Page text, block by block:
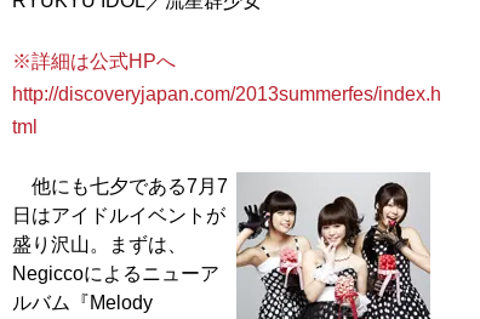
※詳細は公式HPへ
http://discoveryjapan.com/2013summerfes/index.h
tml
他にも七夕である7月7
日はアイドルイベントが
盛り沢山。まずは、
Negiccoによるニューア
ルバム『Melody